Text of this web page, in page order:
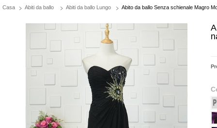
Casa Abiti da ballo Abiti da ballo Lungo Abito da ballo Senza schienale Magro